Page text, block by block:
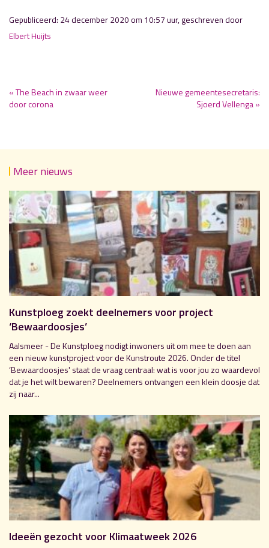
Gepubliceerd: 24 december 2020 om 10:57 uur, geschreven door
Elbert Huijts
« The Beach in zwaar weer
door corona
Nieuwe gemeentesecretaris:
Sjoerd Vellenga »
Meer nieuws
Kunstploeg zoekt deelnemers voor project
‘Bewaardoosjes’
Aalsmeer - De Kunstploeg nodigt inwoners uit om mee te doen aan
een nieuw kunstproject voor de Kunstroute 2026. Onder de titel
‘Bewaardoosjes' staat de vraag centraal: wat is voor jou zo waardevol
dat je het wilt bewaren? Deelnemers ontvangen een klein doosje dat
zij naar...
Ideeën gezocht voor Klimaatweek 2026